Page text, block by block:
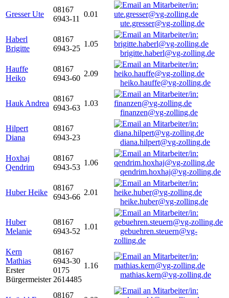
Gresser Ute
08167
6943-11
0.01
ute.gresser@vg-zolling.de
Haberl
Brigitte
08167
6943-25
1.05
brigitte.haberl@vg-zolling.de
Hauffe
Heiko
08167
6943-60
2.09
heiko.hauffe@vg-zolling.de
Hauk Andrea
08167
6943-63
1.03
finanzen@vg-zolling.de
Hilpert
Diana
08167
6943-23
diana.hilpert@vg-zolling.de
Hoxhaj
Qendrim
08167
6943-53
1.06
qendrim.hoxhaj@vg-zolling.de
Huber Heike
08167
6943-66
2.01
heike.huber@vg-zolling.de
Huber
Melanie
08167
6943-52
1.01
gebuehren.steuern@vg-
zolling.de
Kern
Mathias
Erster
Bürgermeister
08167
6943-30
0175
2614485
1.16
mathias.kern@vg-zolling.de
08167